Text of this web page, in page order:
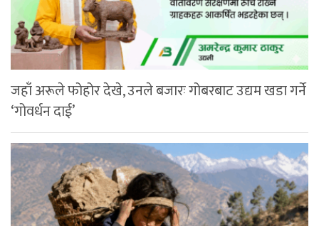
जहाँ अरूले फोहोर देखे, उनले बजारः गोबरबाट उद्यम खडा गर्ने
‘गोवर्धन दाई’